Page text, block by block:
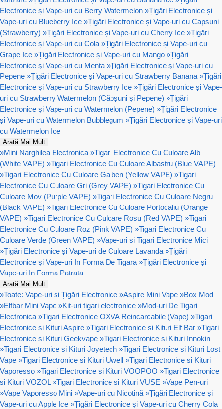
Electronice și Vape-uri cu Berry Watermelon »Țigări Electronice și
Vape-uri cu Blueberry Ice »Țigări Electronice și Vape-uri cu Capsuni
(Strawberry) »Țigări Electronice și Vape-uri cu Cherry Ice »Țigări
Electronice și Vape-uri cu Cola »Țigări Electronice și Vape-uri cu
Grape Ice »Țigări Electronice și Vape-uri cu Mango »Țigări
Electronice și Vape-uri cu Menta »Țigări Electronice și Vape-uri cu
Pepene »Țigări Electronice și Vape-uri cu Strawberry Banana »Țigări
Electronice și Vape-uri cu Strawberry Ice »Țigări Electronice și Vape-
uri cu Strawberry Watermelon (Căpșuni și Pepene) »Țigări
Electronice și Vape-uri cu Watermelon (Pepene) »Țigări Electronice
și Vape-uri cu Watermelon Bubblegum »Țigări Electronice și Vape-uri
cu Watermelon Ice
Arată Mai Mult
»Mini Narghilea Electronica »Tigari Electronice Cu Culoare Alb
(White VAPE) »Tigari Electronice Cu Culoare Albastru (Blue VAPE)
»Tigari Electronice Cu Culoare Galben (Yellow VAPE) »Tigari
Electronice Cu Culoare Gri (Grey VAPE) »Tigari Electronice Cu
Culoare Mov (Purple VAPE) »Tigari Electronice Cu Culoare Negru
(Black VAPE) »Tigari Electronice Cu Culoare Portocaliu (Orange
VAPE) »Tigari Electronice Cu Culoare Rosu (Red VAPE) »Tigari
Electronice Cu Culoare Roz (Pink VAPE) »Tigari Electronice Cu
Culoare Verde (Green VAPE) »Vape-uri si Tigari Electronice Mici
»Țigări Electronice și Vape-uri de Culoare Lavanda »Țigări
Electronice și Vape-uri In Forma De Tigara »Țigări Electronice și
Vape-uri In Forma Patrata
Arată Mai Mult
»Toate: Vape-uri și Țigări Electronice »Aspire Mini Vape »Box Mod
»Elfbar Mini Vape »Kit-uri tigari electronice »Mod-uri De Tigari
Electronica »Tigari Electronice OXVA Reincarcabile (Vape) »Tigari
Electronice si Kituri Aspire »Tigari Electronice si Kituri Elf Bar »Tigari
Electronice si Kituri Geekvape »Tigari Electronice si Kituri Innokin
»Tigari Electronice si Kituri Joyetech »Tigari Electronice si Kituri Lost
Vape »Tigari Electronice si Kituri Uwell »Tigari Electronice si Kituri
Vaporesso »Tigari Electronice si Kituri VOOPOO »Tigari Electronice
si Kituri VOZOL »Tigari Electronice si Kituri VUSE »Vape Pen-uri
»Vape Vaporesso Mini »Vape-uri cu Nicotină »Țigări Electronice și
Vape-uri cu Apple Ice »Țigări Electronice și Vape-uri cu Cherry Cola